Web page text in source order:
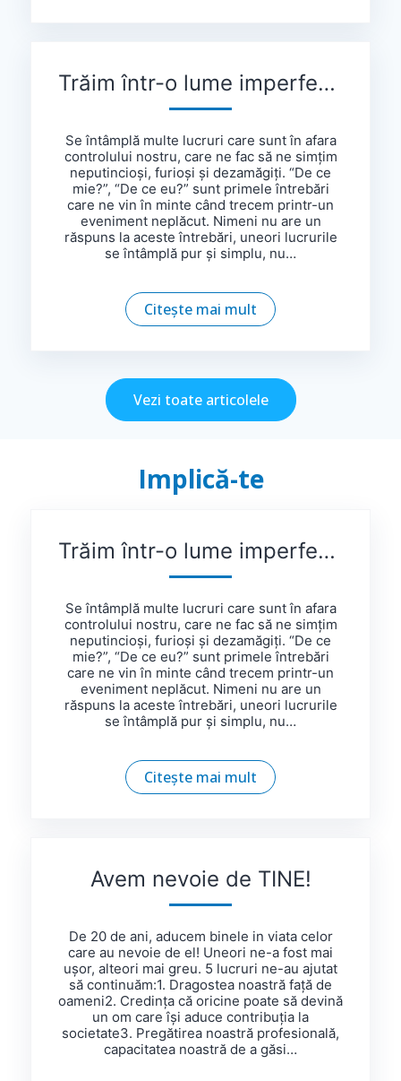
Trăim într-o lume imperfectă și, uneori, viață e nedreaptă
Se întâmplă multe lucruri care sunt în afara
controlului nostru, care ne fac să ne simțim
neputincioși, furioși și dezamăgiți. “De ce
mie?”, “De ce eu?” sunt primele întrebări
care ne vin în minte când trecem printr-un
eveniment neplăcut. Nimeni nu are un
răspuns la aceste întrebări, uneori lucrurile
se întâmplă pur și simplu, nu…
Citește mai mult
Vezi toate articolele
Implică-te
Trăim într-o lume imperfectă și, uneori, viață e nedreaptă
Se întâmplă multe lucruri care sunt în afara
controlului nostru, care ne fac să ne simțim
neputincioși, furioși și dezamăgiți. “De ce
mie?”, “De ce eu?” sunt primele întrebări
care ne vin în minte când trecem printr-un
eveniment neplăcut. Nimeni nu are un
răspuns la aceste întrebări, uneori lucrurile
se întâmplă pur și simplu, nu…
Citește mai mult
Avem nevoie de TINE!
De 20 de ani, aducem binele in viata celor
care au nevoie de el! Uneori ne-a fost mai
ușor, alteori mai greu. 5 lucruri ne-au ajutat
să continuăm:1. Dragostea noastră față de
oameni2. Credința că oricine poate să devină
un om care își aduce contribuția la
societate3. Pregătirea noastră profesională,
capacitatea noastră de a găsi…